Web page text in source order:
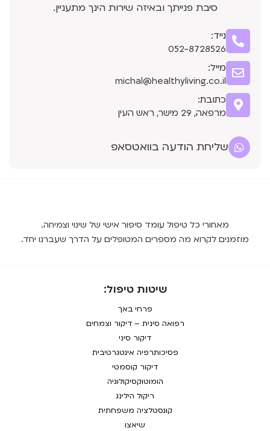
סיבת פנייתך ובאיזה שירות הינך מתעניין.
נייד:
052-8728526
מייל:
michal@healthyliving.co.il
כתובת:
מרפאה, 29 מישר, ראש העין
שליחת הודעה בוואטסאפ
מאחורי כל טיפול עומד סיפור אישי של שינוי וצמיחה.
מוזמנים לקרוא מה מספרים המטופלים על הדרך שעברנו יחד.
שיטות טיפול:
פרחי באך
רפואה סינית – דיקור וצמחים
דיקור סיני
פסיכותרפיה אינטגרטיבית
דיקור קוסמטי
הומוטוקסיקולוגיה
ריקול הילינג
קונסטלציה משפחתית
שיאצו